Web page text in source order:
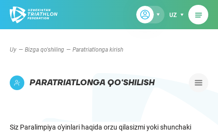
UZ
Uy Bizga qo'shiling Paratriatlonga kirish
PARATRIATLONGA QO'SHILISH
Siz Paralimpiya o'yinlari haqida orzu qilasizmi yoki shunchaki